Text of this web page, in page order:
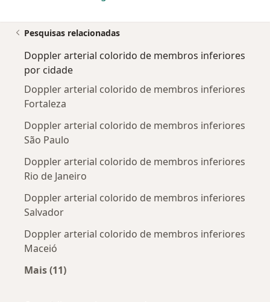
Pesquisas relacionadas
Doppler arterial colorido de membros inferiores
por cidade
Doppler arterial colorido de membros inferiores
Fortaleza
Doppler arterial colorido de membros inferiores
São Paulo
Doppler arterial colorido de membros inferiores
Rio de Janeiro
Doppler arterial colorido de membros inferiores
Salvador
Doppler arterial colorido de membros inferiores
Maceió
Mais (11)